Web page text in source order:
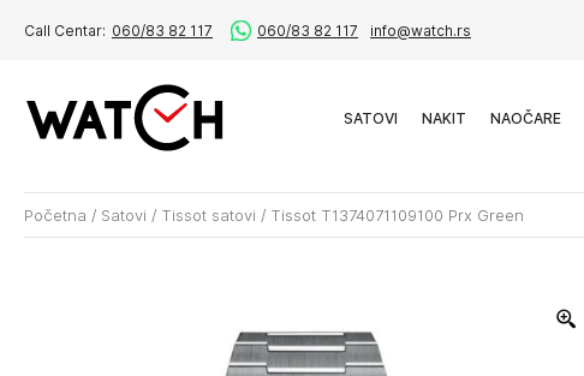
Call Centar: 060/83 82 117 060/83 82 117 info@watch.rs
SATOVI NAKIT NAOČARE
Početna / Satovi / Tissot satovi / Tissot T1374071109100 Prx Green